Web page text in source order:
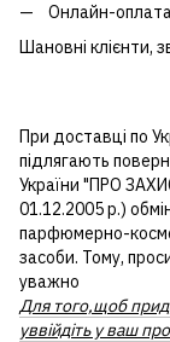
Онлайн-
Шановні клієнти,
При доставці по
підлягають
України "ПРО
01.12.2005 р.)
парфюмерно-
засоби. Тому,
уважно
Для того,щоб
уввійдіть у ваш